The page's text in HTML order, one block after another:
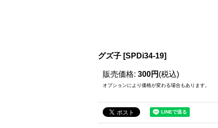
グズ子 [SPDi34-19]
販売価格: 300円 (税込)
オプションにより価格が変わる場合もあります。